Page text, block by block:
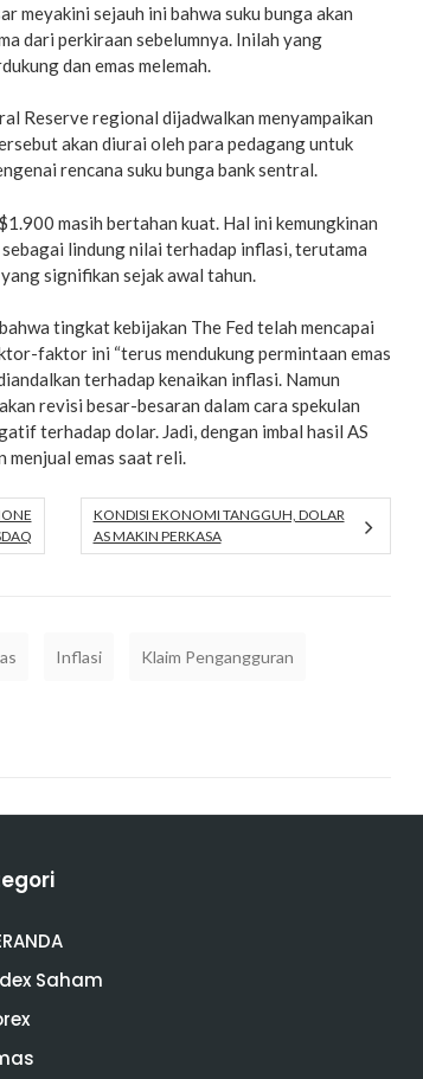
meyakini sejauh ini bahwa suku bunga akan
dari perkiraan sebelumnya. Inilah yang
dan emas melemah.
Reserve regional dijadwalkan menyampaikan
akan diurai oleh para pedagang untuk
rencana suku bunga bank sentral.
masih bertahan kuat. Hal ini kemungkinan
lindung nilai terhadap inflasi, terutama
signifikan sejak awal tahun.
tingkat kebijakan The Fed telah mencapai
faktor ini “terus mendukung permintaan emas
terhadap kenaikan inflasi. Namun
revisi besar-besaran dalam cara spekulan
terhadap dolar. Jadi, dengan imbal hasil AS
menjual emas saat reli.
KONDISI EKONOMI TANGGUH, DOLAR
AS MAKIN PERKASA
Inflasi Klaim Pengangguran
Saham